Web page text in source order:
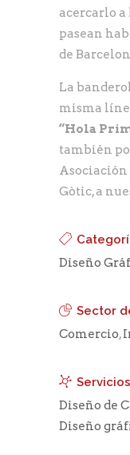
acercarlo a
pasean
de
La
misma
“Hola
también
Asociación
Gòtic, a
Diseño
Sector
Comercio,
Diseño de
Diseño